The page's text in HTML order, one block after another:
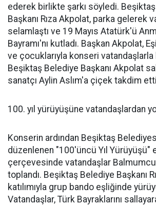
ederek birlikte şarkı söyledi.
Başkanı Rıza Akpolat, parka gelerek
selamlaştı ve 19 Mayıs Atatürk'ü
Bayramı'nı kutladı. Başkan Akpolat,
ve çocuklarıyla konseri
Beşiktaş Belediye Başkanı Akpolat
sanatçı Aylin Aslım'a çiçek takdim
100. yıl yürüyüşüne vatandaşlardan
Konserin ardından Beşiktaş
düzenlenen "100'üncü Yıl Yürüyüşü"
çerçevesinde vatandaşlar Balmumcu
toplandı. Beşiktaş Belediye Başkanı
katılımıyla grup bando eşliğinde
Vatandaşlar, Türk Bayraklarını